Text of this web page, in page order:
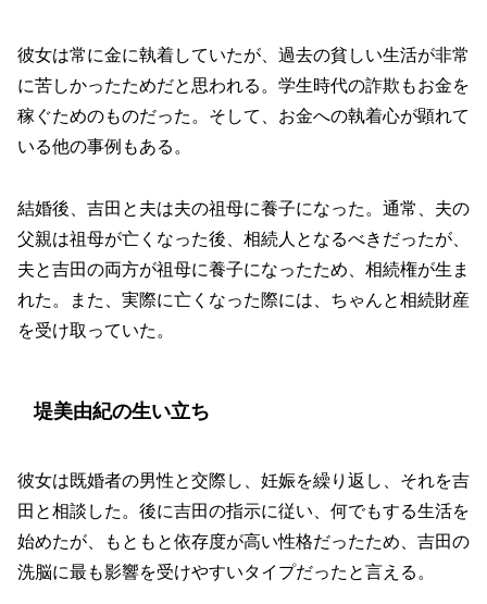
彼女は常に金に執着していたが、過去の貧しい生活が非常
に苦しかったためだと思われる。学生時代の詐欺もお金を
稼ぐためのものだった。そして、お金への執着心が顕れて
いる他の事例もある。
結婚後、吉田と夫は夫の祖母に養子になった。通常、夫の
父親は祖母が亡くなった後、相続人となるべきだったが、
夫と吉田の両方が祖母に養子になったため、相続権が生ま
れた。また、実際に亡くなった際には、ちゃんと相続財産
を受け取っていた。
堤美由紀の生い立ち
彼女は既婚者の男性と交際し、妊娠を繰り返し、それを吉
田と相談した。後に吉田の指示に従い、何でもする生活を
始めたが、もともと依存度が高い性格だったため、吉田の
洗脳に最も影響を受けやすいタイプだったと言える。